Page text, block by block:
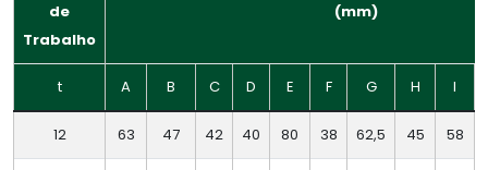
de
Trabalho
(mm)
t A B C D E F G H I
12 63 47 42 40 80 38 62,5 45 58